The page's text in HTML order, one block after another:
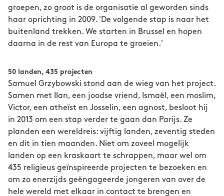
groepen, zo groot is de organisatie al geworden sinds
haar oprichting in 2009. 'De volgende stap is naar het
buitenland trekken. We starten in Brussel en hopen
daarna in de rest van Europa te groeien.'
50 landen, 435 projecten
Samuel Grzybowski stond aan de wieg van het project.
Samen met Ilan, een joodse vriend, Ismaël, een moslim,
Victor, een atheïst en Josselin, een agnost, besloot hij
in 2013 om een stap verder te gaan dan Parijs. Ze
planden een wereldreis: vijftig landen, zeventig steden
en dit in tien maanden. Niet om zoveel mogelijk
landen op een kraskaart te schrappen, maar wel om
435 religieus geïnspireerde projecten te bezoeken en
om zo enerzijds geëngageerde jongeren van over de
hele wereld met elkaar in contact te brengen en